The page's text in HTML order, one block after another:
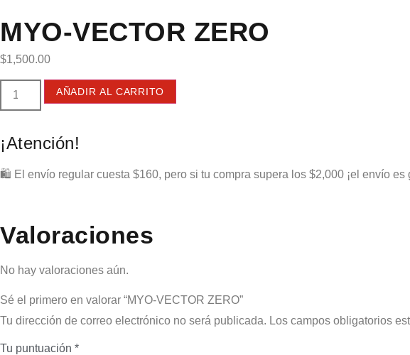
MYO-VECTOR ZERO
$1,500.00
AÑADIR AL CARRITO
¡Atención!
🛍️ El envío regular cuesta $160, pero si tu compra supera los $2,000 ¡el envío es
Valoraciones
No hay valoraciones aún.
Sé el primero en valorar “MYO-VECTOR ZERO”
Tu dirección de correo electrónico no será publicada. Los campos obligatorios
Tu puntuación *